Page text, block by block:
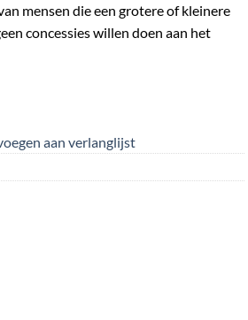
mensen die een grotere of kleinere
concessies willen doen aan het
aan verlanglijst